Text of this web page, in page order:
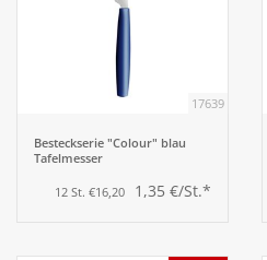
Berufsbekleidung
17639
Besteckserie "Colour" blau
Tafelmesser
12 St. €16,20 1,35 €/St.*